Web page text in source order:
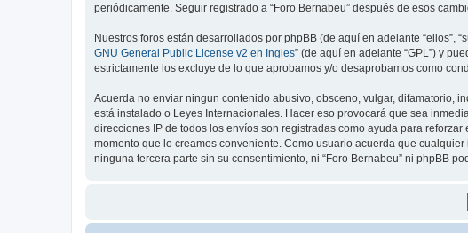
periódicamente. Seguir registrado a “Foro Bernabeu” después de esos
Nuestros foros están desarrollados por phpBB (de aquí en adelante “ellos”,
GNU General Public License v2 en Ingles” (de aquí en adelante “GPL”) y
estrictamente los excluye de lo que aprobamos y/o desaprobamos como
Acuerda no enviar ningun contenido abusivo, obsceno, vulgar, difamatorio,
está instalado o Leyes Internacionales. Hacer eso provocará que sea
direcciones IP de todos los envíos son registradas como ayuda para
momento que lo creamos conveniente. Como usuario acuerda que
ninguna tercera parte sin su consentimiento, ni “Foro Bernabeu” ni phpBB